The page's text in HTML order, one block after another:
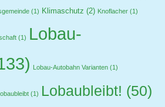
(1) Klimaschutz (2) Knoflacher (1)
(1) Lobau-
Lobau-Autobahn Varianten (1)
(1) Lobaubleibt! (50)